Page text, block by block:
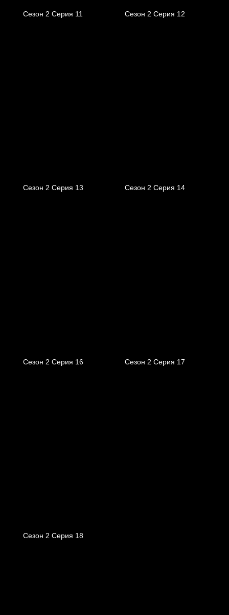
Сезон 2 Серия 11 Сезон 2 Серия 12
Сезон 2 Серия 13 Сезон 2 Серия 14
Сезон 2 Серия 16 Сезон 2 Серия 17
Сезон 2 Серия 18